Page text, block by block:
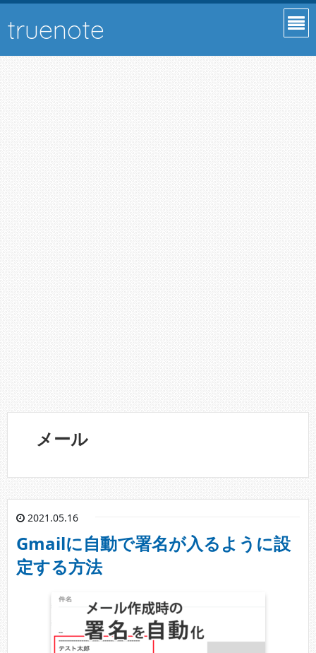
truenote
メール
2021.05.16
Gmailに自動で署名が入るように設
定する方法